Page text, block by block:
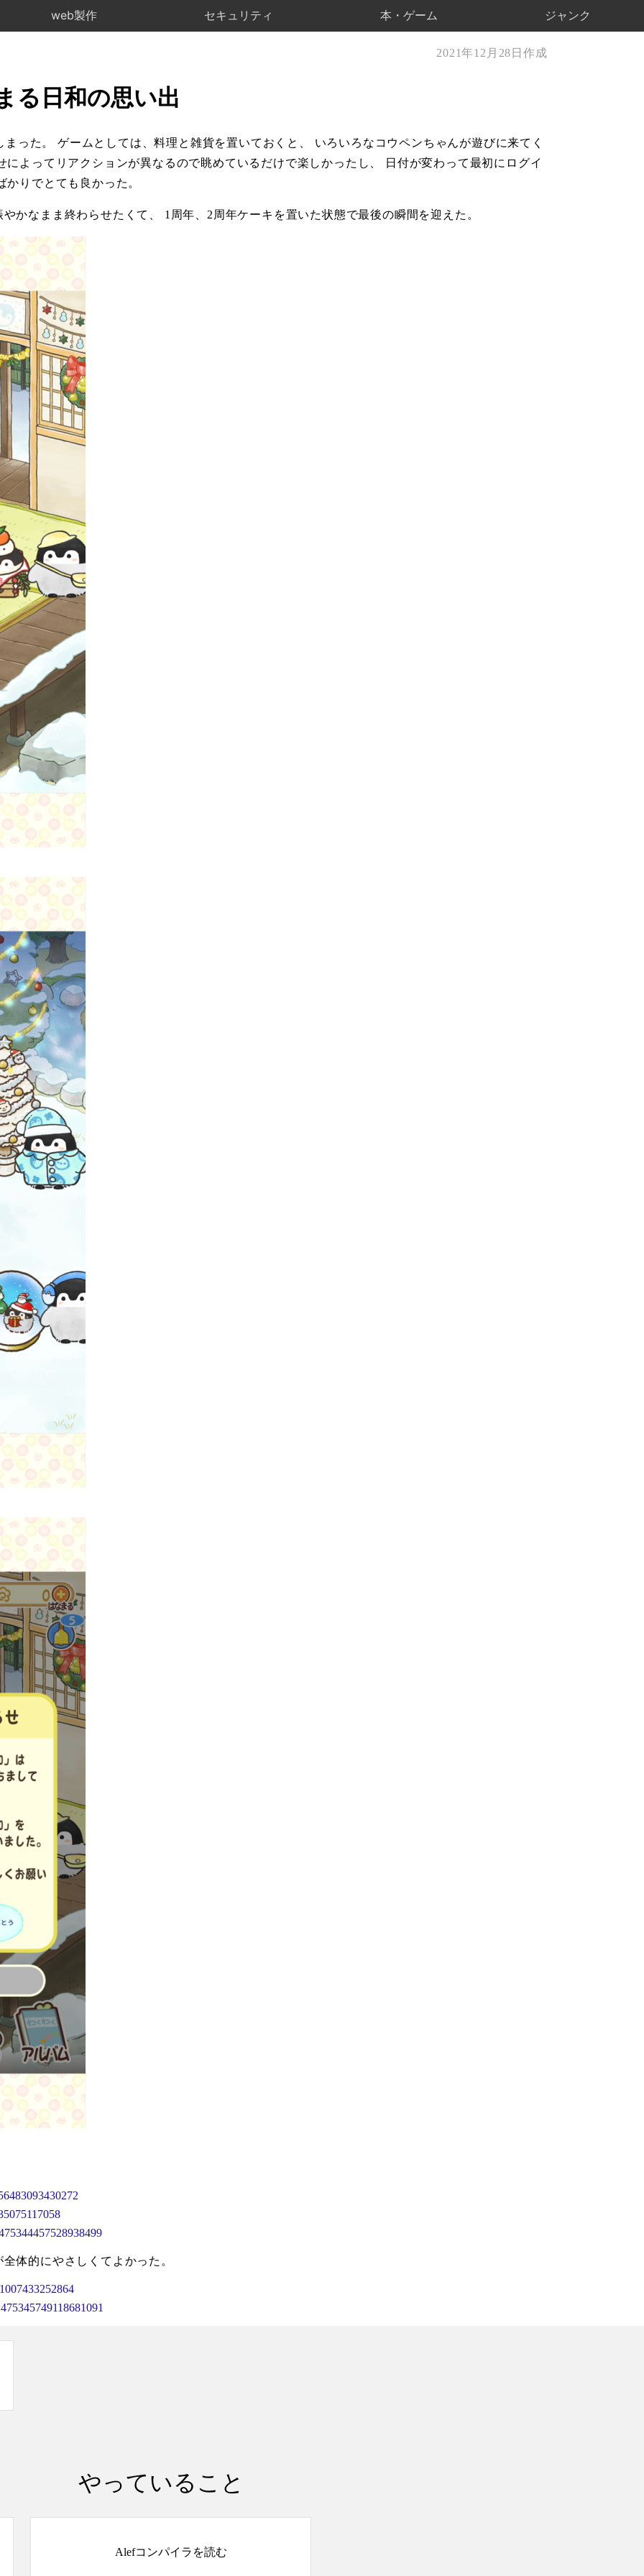
web製作 セキュリティ 本・ゲーム ジャンク
2021年12月28日作成
る日和の思い出
った。 ゲームとしては、料理と雑貨を置いておくと、 いろいろなコウペンちゃんが遊びに来てく
よってリアクションが異なるので眺めているだけで楽しかったし、 日付が変わって最初にログイ
りでとても良かった。
かなまま終わらせたくて、 1周年、2周年ケーキを置いた状態で最後の瞬間を迎えた。
体的にやさしくてよかった。
やっていること
Alefコンパイラを読む